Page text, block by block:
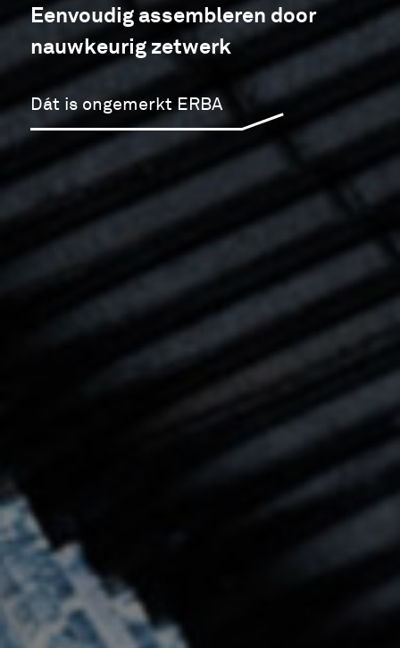
Eenvoudig assembleren door
nauwkeurig zetwerk
Dát is ongemerkt ERBA